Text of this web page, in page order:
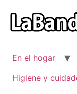
contenido
En el hogar
Higiene y